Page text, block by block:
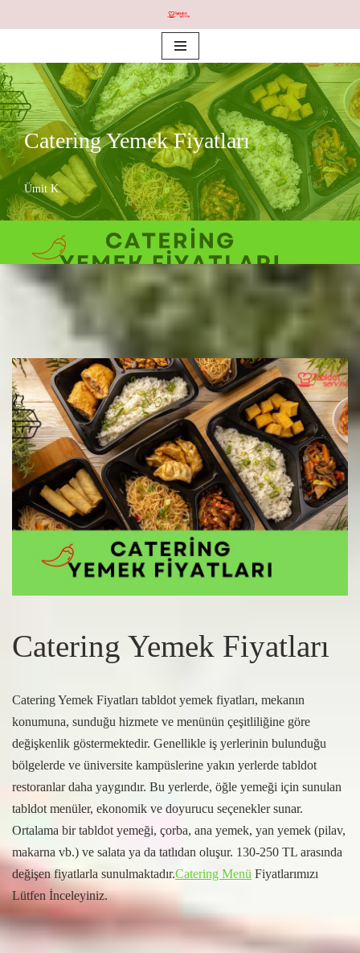
geç
Catering Yemek Fiyatları
Ümit K.
Catering Yemek Fiyatları
Catering Yemek Fiyatları tabldot yemek fiyatları, mekanın
konumuna, sunduğu hizmete ve menünün çeşitliliğine göre
değişkenlik göstermektedir. Genellikle iş yerlerinin bulunduğu
bölgelerde ve üniversite kampüslerine yakın yerlerde tabldot
restoranlar daha yaygındır. Bu yerlerde, öğle yemeği için sunulan
tabldot menüler, ekonomik ve doyurucu seçenekler sunar.
Ortalama bir tabldot yemeği, çorba, ana yemek, yan yemek (pilav,
makarna vb.) ve salata ya da tatlıdan oluşur. 130-250 TL arasında
değişen fiyatlarla sunulmaktadır.Catering Menü Fiyatlarımızı
Lütfen İnceleyiniz.